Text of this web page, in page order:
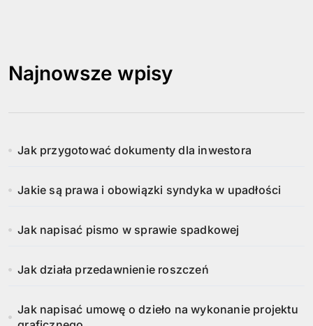
Najnowsze wpisy
Jak przygotować dokumenty dla inwestora
Jakie są prawa i obowiązki syndyka w upadłości
Jak napisać pismo w sprawie spadkowej
Jak działa przedawnienie roszczeń
Jak napisać umowę o dzieło na wykonanie projektu